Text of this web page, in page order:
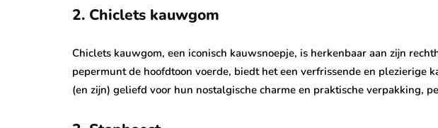
2. Chiclets kauwgom
Chiclets kauwgom, een iconisch kauwsnoepje, is herkenbaar aan zijn
pepermunt de hoofdtoon voerde, biedt het een verfrissende en
(en zijn) geliefd voor hun nostalgische charme en praktische verpakking,